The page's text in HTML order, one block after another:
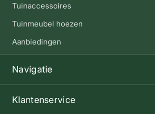
Tuinaccessoires
Tuinmeubel hoezen
Aanbiedingen
Navigatie
Klantenservice